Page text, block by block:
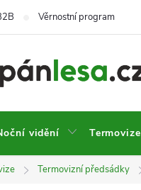
Věrnostní program
vidění Termovize
Termovizní předsádky